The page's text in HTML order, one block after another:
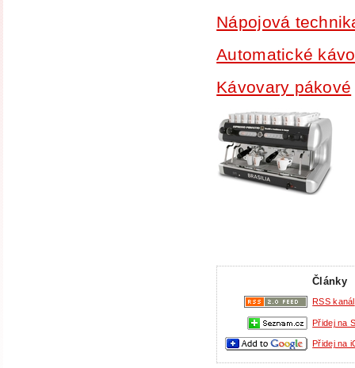
Nápojová
Automatické
Kávovary pákové
Články
RSS kanál
Přidej na
Přidej na